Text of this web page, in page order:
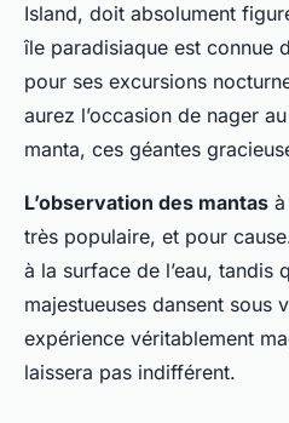
Island, doit absolument
île paradisiaque est connue
pour ses excursions
aurez l’occasion de nager
manta, ces géantes
L’observation des mantas
très populaire, et pour
à la surface de l’eau, tandis
majestueuses dansent sous
expérience véritablement
laissera pas indifférent.